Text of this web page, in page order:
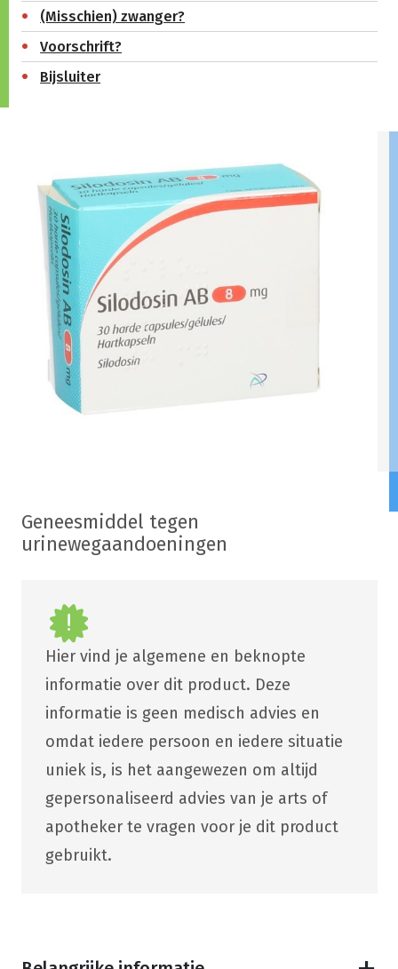
(Misschien) zwanger?
Voorschrift?
Bijsluiter
Geneesmiddel tegen
urinewegaandoeningen
Hier vind je algemene en beknopte
informatie over dit product. Deze
informatie is geen medisch advies en
omdat iedere persoon en iedere situatie
uniek is, is het aangewezen om altijd
gepersonaliseerd advies van je arts of
apotheker te vragen voor je dit product
gebruikt.